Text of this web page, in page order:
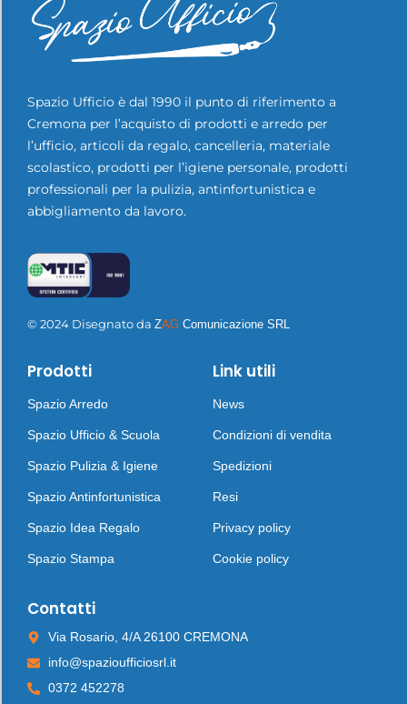
Spazio Ufficio è dal 1990 il punto di riferimento a
Cremona per l’acquisto di prodotti e arredo per
l’ufficio, articoli da regalo, cancelleria, materiale
scolastico, prodotti per l’igiene personale, prodotti
professionali per la pulizia, antinfortunistica e
abbigliamento da lavoro.
© 2024 Disegnato da ZAG Comunicazione SRL
Prodotti
Spazio Arredo
Spazio Ufficio & Scuola
Spazio Pulizia & Igiene
Spazio Antinfortunistica
Spazio Idea Regalo
Spazio Stampa
Link utili
News
Condizioni di vendita
Spedizioni
Resi
Privacy policy
Cookie policy
Contatti
Via Rosario, 4/A 26100 CREMONA
info@spazioufficiosrl.it
0372 452278